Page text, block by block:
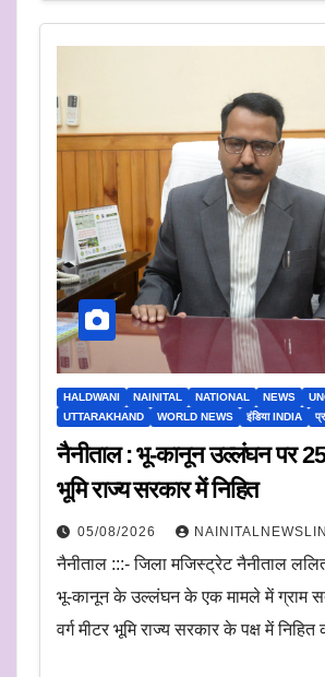
HALDWANI NAINITAL NATIONAL NEWS
UTTARAKHAND
WORLD NEWS इंडिया INDIA
नैनीताल : भू-कानून उल्लंघन पर
भूमि राज्य सरकार में निहित
05/08/2026
नैनीताल :::- जिला मजिस्ट्रेट नैनीताल
भू-कानून के उल्लंघन के एक मामले में ग्राम
वर्ग मीटर भूमि राज्य सरकार के पक्ष में